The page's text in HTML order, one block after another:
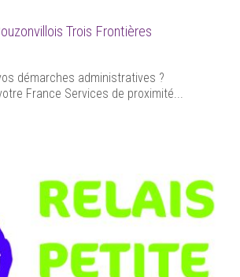
Trois Frontières
démarches administratives ?
France Services de proximité...